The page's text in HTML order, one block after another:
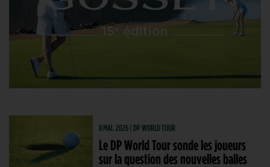
8 MAI. 2026 | DP WORLD TOUR
Le DP World Tour sonde les joueurs
sur la question des nouvelles balles